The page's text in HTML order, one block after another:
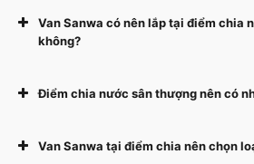
Van Sanwa có nên lắp tại điểm chia
không?
Điểm chia nước sân thượng nên có
Van Sanwa tại điểm chia nên chọn